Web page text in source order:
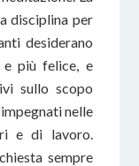
disciplina per
desiderano
e più felice, e
sullo scopo
nelle
e di lavoro.
sempre